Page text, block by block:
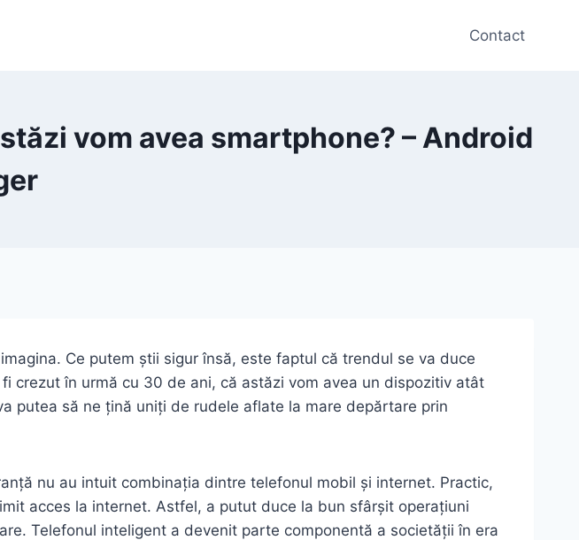
Contact
vom avea smartphone? – Android
Ce putem știi sigur însă, este faptul că trendul se va duce
crezut în urmă cu 30 de ani, că astăzi vom avea un dispozitiv atât
putea să ne țină uniți de rudele aflate la mare depărtare prin
nu au intuit combinația dintre telefonul mobil și internet. Practic,
acces la internet. Astfel, a putut duce la bun sfârșit operațiuni
Telefonul inteligent a devenit parte componentă a societății în era